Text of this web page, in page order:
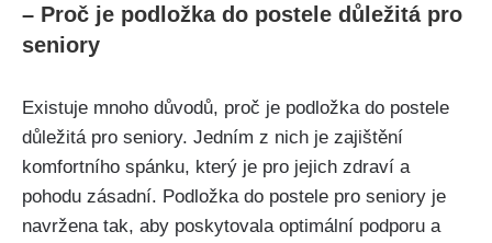
– Proč je podložka do⁤ postele důležitá pro
seniory
Existuje mnoho důvodů, proč je podložka do postele
důležitá pro seniory. ⁣Jedním z nich je zajištění
komfortního spánku, který je pro jejich ⁣zdraví a
pohodu zásadní. Podložka do ⁤postele pro seniory je
navržena tak, aby poskytovala optimální podporu a